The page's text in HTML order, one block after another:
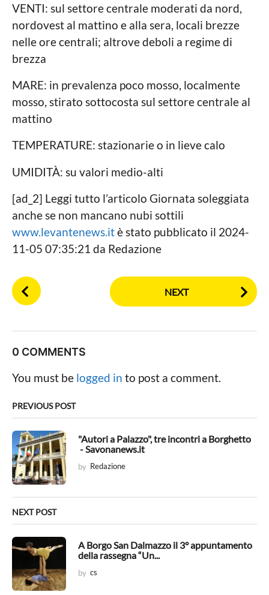
o
VENTI: sul settore centrale moderati da nord,
nordovest al mattino e alla sera, locali brezze
nelle ore centrali; altrove deboli a regime di
brezza
MARE: in prevalenza poco mosso, localmente
mosso, stirato sottocosta sul settore centrale al
mattino
TEMPERATURE: stazionarie o in lieve calo
UMIDITÀ: su valori medio-alti
[ad_2] Leggi tutto l’articolo Giornata soleggiata
anche se non mancano nubi sottili
www.levantenews.itè stato pubblicato il 2024-
11-05 07:35:21 da Redazione
P
o
P
a
g
n
t
i
o
n
NEXT
0 COMMENTS
You must be logged in to post a comment.
PREVIOUS POST
"Autori a Palazzo", tre incontri a Borghetto
- Savonanews.it
by Redazione
NEXT POST
A Borgo San Dalmazzo il 3° appuntamento
della rassegna “Un...
by cs